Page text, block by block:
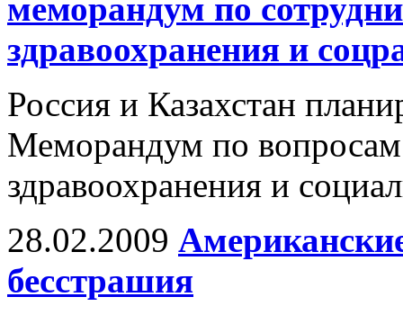
меморандум по
здравоохранения и
Россия и Казахстан
Меморандум по вопросам
здравоохранения и
28.02.2009
бесстрашия